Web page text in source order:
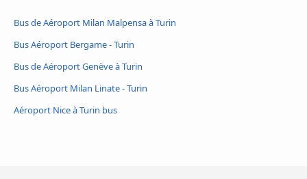
Bus de Aéroport Milan Malpensa à Turin
Bus Aéroport Bergame - Turin
Bus de Aéroport Genève à Turin
Bus Aéroport Milan Linate - Turin
Aéroport Nice à Turin bus